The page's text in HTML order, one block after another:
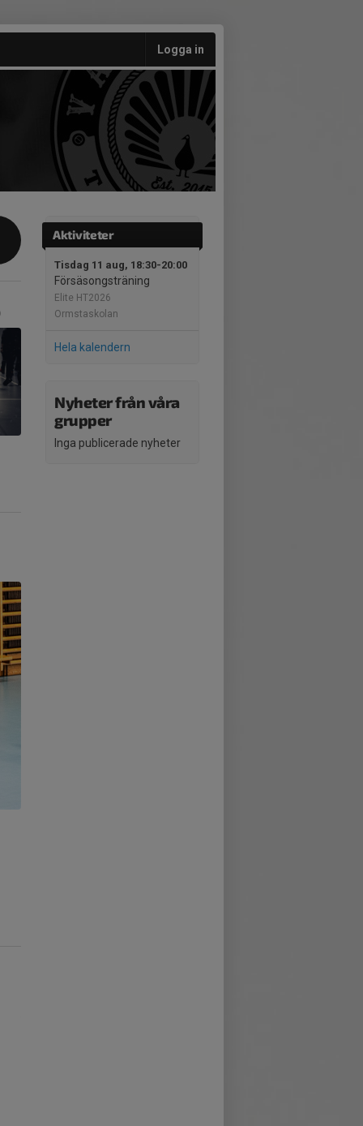
Logga in
Aktiviteter
Tisdag 11 aug, 18:30-20:00
Försäsongsträning
Elite HT2026
Ormstaskolan
Hela kalendern
Nyheter från våra
grupper
Inga publicerade nyheter